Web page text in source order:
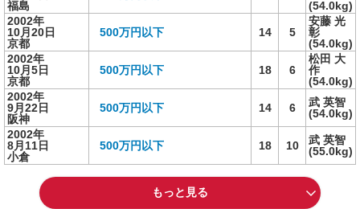
福島
(54.0kg)
2002年
10月20日
京都
500万円以下 14 5
安藤 光
彰
(54.0kg)
2002年
10月5日
京都
500万円以下 18 6
松田 大
作
(54.0kg)
2002年
9月22日
阪神
500万円以下 14 6
武 英智
(54.0kg)
2002年
8月11日
小倉
500万円以下 18 10
武 英智
(55.0kg)
もっと見る